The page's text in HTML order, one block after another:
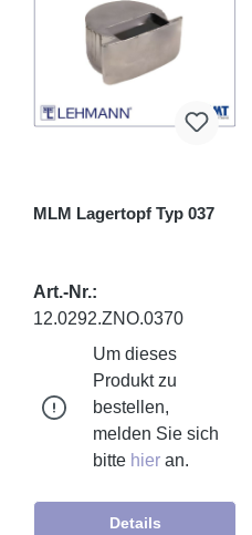
MLM Lagertopf Typ 037
Art.-Nr.:
12.0292.ZNO.0370
Um dieses
Produkt zu
bestellen,
melden Sie sich
bitte hier an.
Details